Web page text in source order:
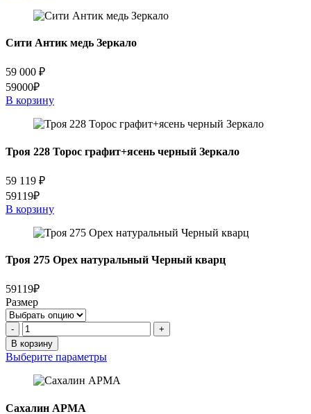
Сити Антик медь Зеркало
59 000 ₽
59000₽
В корзину
Троя 228 Торос графит+ясень черный Зеркало
59 119 ₽
59119₽
В корзину
Троя 275 Орех натуральный Черный кварц
59119₽
Размер
Количество
товара
Троя
275
натуральный
Черный
-
+
В корзину
Выберите параметры
Сахалин АРМА